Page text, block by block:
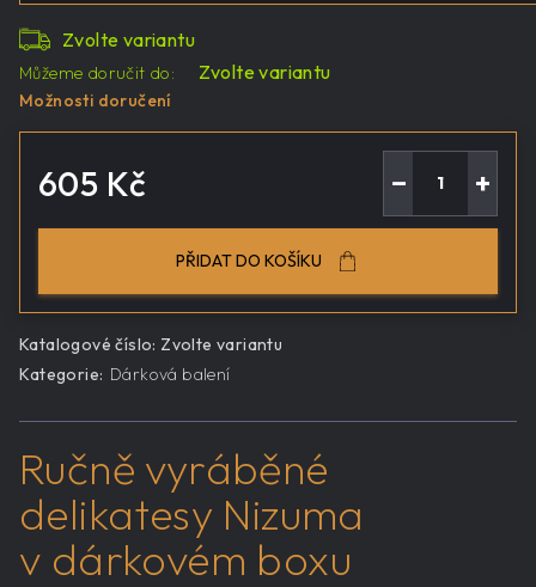
Zvolte variantu
Můžeme doručit do: Zvolte variantu
Možnosti doručení
605 Kč +
−
PŘIDAT DO KOŠÍKU
Katalogové číslo: Zvolte variantu
Kategorie: Dárková balení
Ručně vyráběné
delikatesy Nizuma
v dárkovém boxu